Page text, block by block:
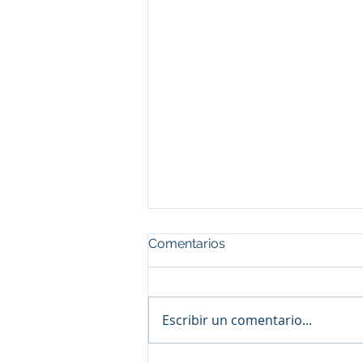
¡Feliz Año Nuevo!
Comentarios
Escribir un comentario...